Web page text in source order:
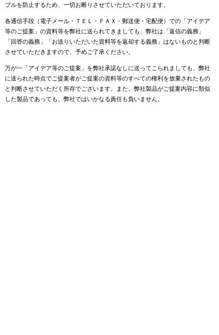
ブルを防止するため、一切お断りさせていただいております。
各通信手段（電子メール・ＴＥＬ・ＦＡＸ・郵送便・宅配便）での「アイデア
等のご提案」の資料等を弊社に送られてきましても、弊社は「返信の義務」
「回答の義務」「お送りいただいた資料等を返却する義務」はないものと判断
させていただきますので、予めご了承ください。
万が一「アイデア等のご提案」を弊社承諾なしに送ってこられましても、弊社
に送られた時点でご提案者がご提案の資料等のすべての権利を放棄されたもの
と判断させていただく所存でございます。また、弊社製品がご提案内容に類似
した製品であっても、弊社ではいかなる責任も負いません。